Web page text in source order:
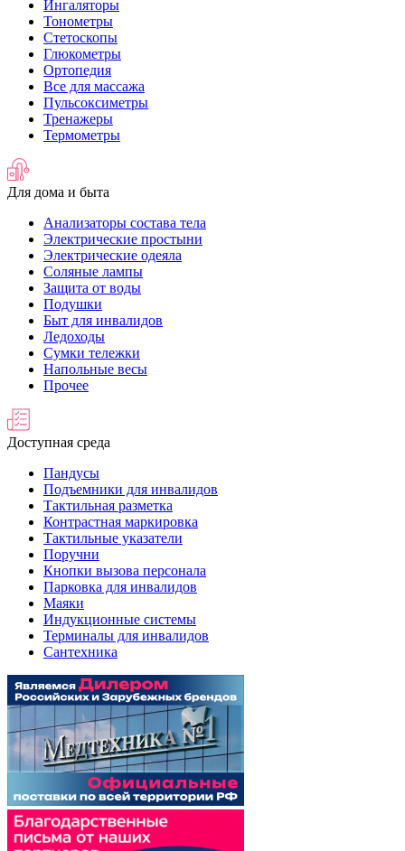
Ингаляторы
Тонометры
Стетоскопы
Глюкометры
Ортопедия
Все для массажа
Пульсоксиметры
Тренажеры
Термометры
Для дома и быта
Анализаторы состава тела
Электрические простыни
Электрические одеяла
Соляные лампы
Защита от воды
Подушки
Быт для инвалидов
Ледоходы
Сумки тележки
Напольные весы
Прочее
Доступная среда
Пандусы
Подъемники для инвалидов
Тактильная разметка
Контрастная маркировка
Тактильные указатели
Поручни
Кнопки вызова персонала
Парковка для инвалидов
Маяки
Индукционные системы
Терминалы для инвалидов
Сантехника